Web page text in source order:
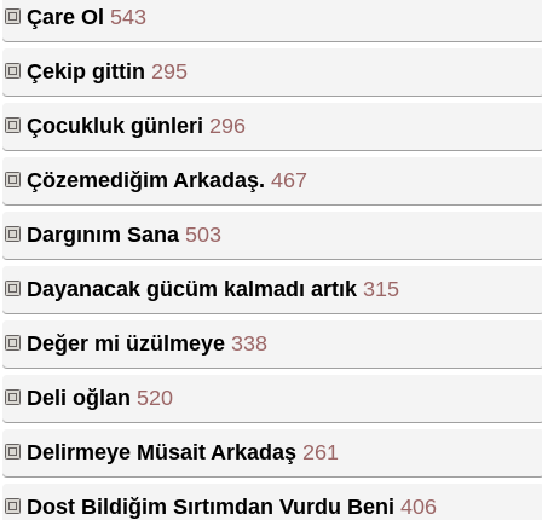
Çare Ol 543
Çekip gittin 295
Çocukluk günleri 296
Çözemediğim Arkadaş. 467
Dargınım Sana 503
Dayanacak gücüm kalmadı artık 315
Değer mi üzülmeye 338
Deli oğlan 520
Delirmeye Müsait Arkadaş 261
Dost Bildiğim Sırtımdan Vurdu Beni 406